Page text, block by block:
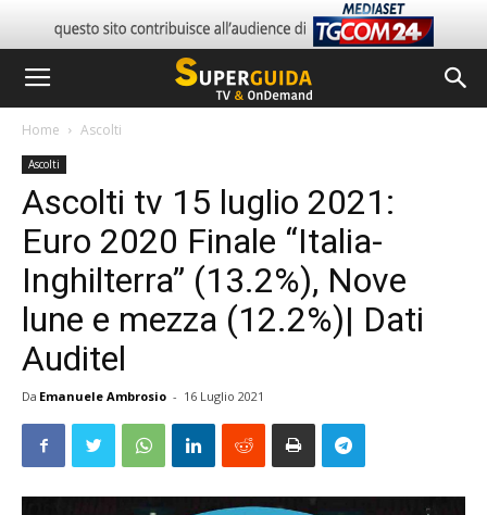
Home Ascolti
Ascolti
Ascolti tv 15 luglio 2021:
Euro 2020 Finale “Italia-
Inghilterra” (13.2%), Nove
lune e mezza (12.2%)| Dati
Auditel
Da Emanuele Ambrosio - 16 Luglio 2021